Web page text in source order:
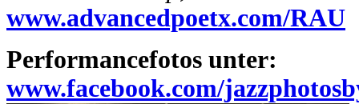
www.advancedpoetx.com/RAU
Performancefotos unter:
www.facebook.com/